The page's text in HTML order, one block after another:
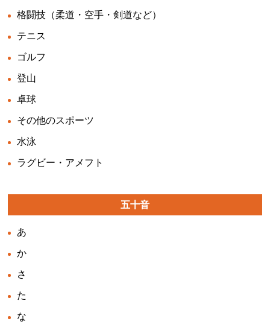
格闘技（柔道・空手・剣道など）
テニス
ゴルフ
登山
卓球
その他のスポーツ
水泳
ラグビー・アメフト
五十音
あ
か
さ
た
な